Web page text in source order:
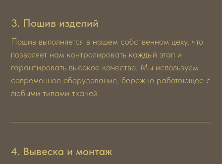
3. Пошив изделий
Пошив выполняется в нашем собственном цеху, что
позволяет нам контролировать каждый этап и
гарантировать высокое качество. Мы используем
современное оборудование, бережно работающее с
любыми типами тканей.
4. Вывеска и монтаж
Команда ведущих
экспертов Royal Textura